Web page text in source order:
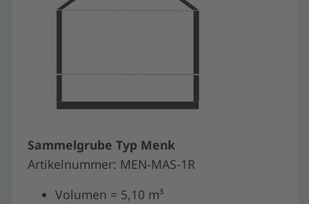
Sammelgrube Typ Menk
Artikelnummer: MEN-MAS-1R
Volumen = 5,10 m³